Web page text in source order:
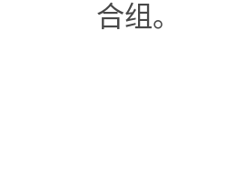
合组。